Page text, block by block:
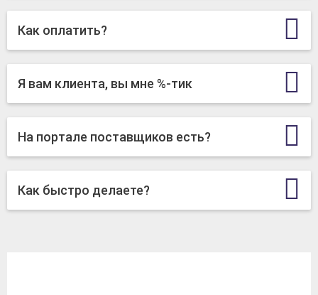
Как оплатить?
Я вам клиента, вы мне %-тик
На портале поставщиков есть?
Как быстро делаете?